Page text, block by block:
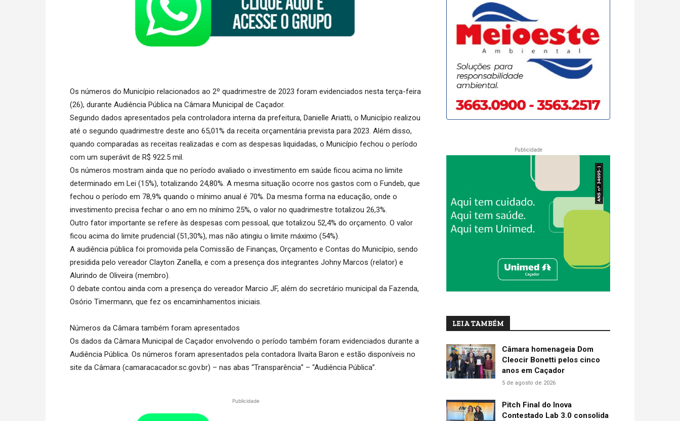
Os números do Município relacionados ao 2º quadrimestre de 2023 foram evidenciados nesta terça-feira
(26), durante Audiência Pública na Câmara Municipal de Caçador.
Segundo dados apresentados pela controladora interna da prefeitura, Danielle Ariatti, o Município realizou
até o segundo quadrimestre deste ano 65,01% da receita orçamentária prevista para 2023. Além disso,
quando comparadas as receitas realizadas e com as despesas liquidadas, o Município fechou o período
com um superávit de R$ 922.5 mil.
Os números mostram ainda que no período avaliado o investimento em saúde ficou acima no limite
determinado em Lei (15%), totalizando 24,80%. A mesma situação ocorre nos gastos com o Fundeb, que
fechou o período em 78,9% quando o mínimo anual é 70%. Da mesma forma na educação, onde o
investimento precisa fechar o ano em no mínimo 25%, o valor no quadrimestre totalizou 26,3%.
Outro fator importante se refere às despesas com pessoal, que totalizou 52,4% do orçamento. O valor
ficou acima do limite prudencial (51,30%), mas não atingiu o limite máximo (54%).
A audiência pública foi promovida pela Comissão de Finanças, Orçamento e Contas do Município, sendo
presidida pelo vereador Clayton Zanella, e com a presença dos integrantes Johny Marcos (relator) e
Alurindo de Oliveira (membro).
O debate contou ainda com a presença do vereador Marcio JF, além do secretário municipal da Fazenda,
Osório Timermann, que fez os encaminhamentos iniciais.
Números da Câmara também foram apresentados
Os dados da Câmara Municipal de Caçador envolvendo o período também foram evidenciados durante a
Audiência Pública. Os números foram apresentados pela contadora Ilvaita Baron e estão disponíveis no
site da Câmara (camaracacador.sc.gov.br) – nas abas “Transparência” – “Audiência Pública”.
Publicidade
Publicidade
LEIA TAMBÉM
Câmara homenageia Dom
Cleocir Bonetti pelos cinco
anos em Caçador
5 de agosto de 2026
Pitch Final do Inova
Contestado Lab 3.0 consolida